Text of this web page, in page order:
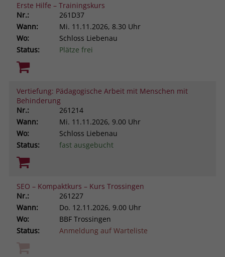
Erste Hilfe – Trainingskurs
Nr.:
261D37
Wann:
Mi. 11.11.2026, 8.30 Uhr
Wo:
Schloss Liebenau
Status:
Plätze frei
Vertiefung: Pädagogische Arbeit mit Menschen mit
Behinderung
Nr.:
261214
Wann:
Mi. 11.11.2026, 9.00 Uhr
Wo:
Schloss Liebenau
Status:
fast ausgebucht
SEO – Kompaktkurs – Kurs Trossingen
Nr.:
261227
Wann:
Do. 12.11.2026, 9.00 Uhr
Wo:
BBF Trossingen
Status:
Anmeldung auf Warteliste